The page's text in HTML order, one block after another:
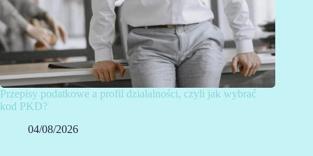
Przepisy podatkowe a profil działalności, czyli jak wybrać
kod PKD?
04/08/2026